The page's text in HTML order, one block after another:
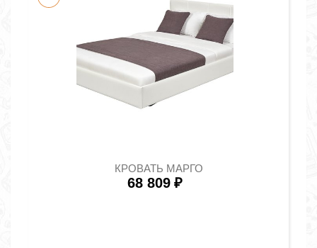
КРОВАТЬ МАРГО
68 809 ₽